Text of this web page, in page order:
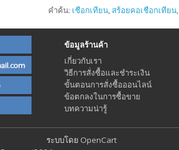
คำค้น: เชือกเทียน, สร้อยคอเชือกเทียน,
ข้อมูลร้านค้า
เกี่ยวกับเรา
วิธีการสั่งซื้อและชำระเงิน
ขั้นตอนการสั่งซื้อออนไลน์
ข้อตกลงในการซื้อขาย
บทความน่ารู้
ระบบโดย OpenCart